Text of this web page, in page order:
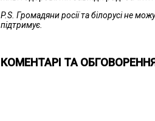
P.S. Громадяни росії та білорусі не
підтримує.
КОМЕНТАРІ ТА